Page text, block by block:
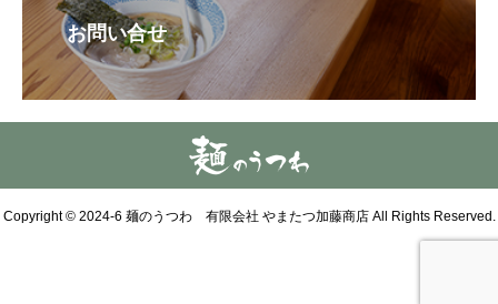
お問い合せ
Copyright © 2024-6 麺のうつわ 有限会社 やまたつ加藤商店 All Rights Reserved.